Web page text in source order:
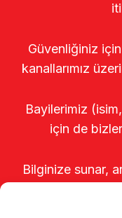
Güvenliğiniz
kanallarımız
Bayilerimiz
için de
Bilginize sunar,